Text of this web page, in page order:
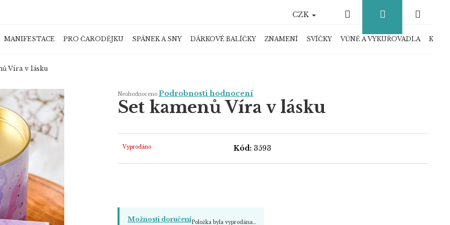
MANIFESTACE PRO ČARODĚJKU SPÁNEK A SNY DÁRKOVÉ BALÍČKY ZNAMENÍ SVÍČKY VŮNĚ A VYKUŘOVADLA
CZK Hledat Přihlášení
košík
Víra v lásku
Průměrné
hodnocení
produktu
je
Neohodnoceno Podrobnosti hodnocení
Set kamenů Víra v lásku
Vyprodáno Kód: 3593
Možnosti doručeníPoložka byla vyprodána…
Co potřebujete najít?
HLEDAT
Doporučujeme